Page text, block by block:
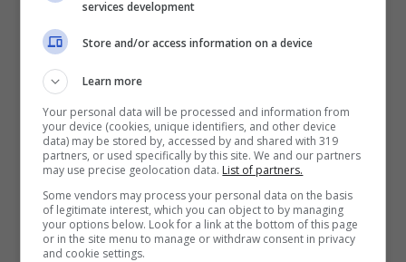
In Cdm, come detto,sarà dato il via libera
ai ristori da 1,6 miliardi di euro per le
aziende più colpite dal Covid. Sostegni
economici che riguarderanno in particolare
i settori del turismo, della cultura, dello
services development
Store and/or access information on a device
Learn more
Your personal data will be processed and information from
your device (cookies, unique identifiers, and other device
data) may be stored by, accessed by and shared with 319
partners, or used specifically by this site. We and our partners
may use precise geolocation data. List of partners.
Some vendors may process your personal data on the basis
of legitimate interest, which you can object to by managing
your options below. Look for a link at the bottom of this page
or in the site menu to manage or withdraw consent in privacy
and cookie settings.